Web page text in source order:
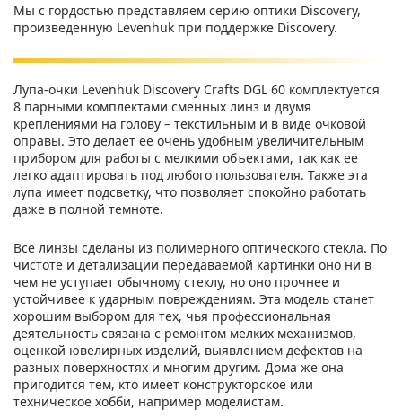
Мы с гордостью представляем серию оптики Discovery,
произведенную Levenhuk при поддержке Discovery.
Лупа-очки Levenhuk Discovery Crafts DGL 60 комплектуется
8 парными комплектами сменных линз и двумя
креплениями на голову – текстильным и в виде очковой
оправы. Это делает ее очень удобным увеличительным
прибором для работы с мелкими объектами, так как ее
легко адаптировать под любого пользователя. Также эта
лупа имеет подсветку, что позволяет спокойно работать
даже в полной темноте.
Все линзы сделаны из полимерного оптического стекла. По
чистоте и детализации передаваемой картинки оно ни в
чем не уступает обычному стеклу, но оно прочнее и
устойчивее к ударным повреждениям. Эта модель станет
хорошим выбором для тех, чья профессиональная
деятельность связана с ремонтом мелких механизмов,
оценкой ювелирных изделий, выявлением дефектов на
разных поверхностях и многим другим. Дома же она
пригодится тем, кто имеет конструкторское или
техническое хобби, например моделистам.